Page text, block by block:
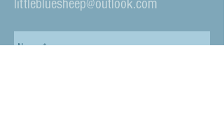
littlebluesheep@outlook.com